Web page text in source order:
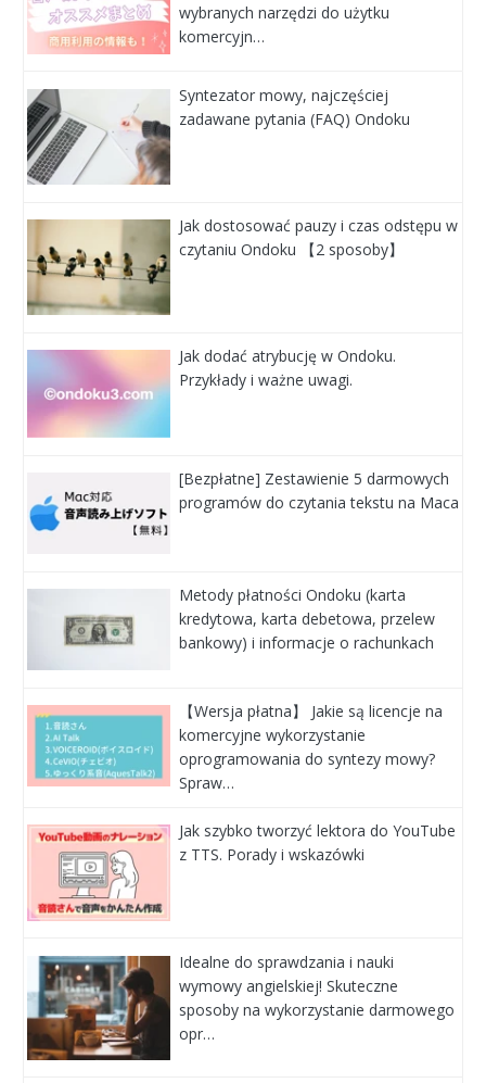
wybranych narzędzi do użytku
komercyjn…
Syntezator mowy, najczęściej
zadawane pytania (FAQ) Ondoku
Jak dostosować pauzy i czas odstępu w
czytaniu Ondoku 【2 sposoby】
Jak dodać atrybucję w Ondoku.
Przykłady i ważne uwagi.
[Bezpłatne] Zestawienie 5 darmowych
programów do czytania tekstu na Maca
Metody płatności Ondoku (karta
kredytowa, karta debetowa, przelew
bankowy) i informacje o rachunkach
【Wersja płatna】 Jakie są licencje na
komercyjne wykorzystanie
oprogramowania do syntezy mowy?
Spraw…
Jak szybko tworzyć lektora do YouTube
z TTS. Porady i wskazówki
Idealne do sprawdzania i nauki
wymowy angielskiej! Skuteczne
sposoby na wykorzystanie darmowego
opr…